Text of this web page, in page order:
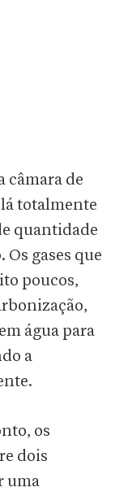
câmara de
totalmente
quantidade
Os gases que
poucos,
água para
a
os
dois
uma